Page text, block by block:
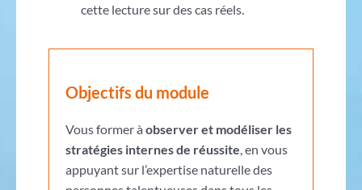
cette lecture sur des cas réels.
Objectifs du module
Vous former à observer et modéliser les
stratégies internes de réussite, en vous
appuyant sur l’expertise naturelle des